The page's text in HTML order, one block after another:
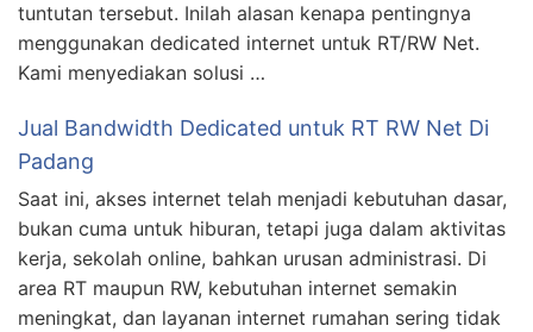
tuntutan tersebut. Inilah alasan kenapa pentingnya
menggunakan dedicated internet untuk RT/RW Net.
Kami menyediakan solusi …
Jual Bandwidth Dedicated untuk RT RW Net Di
Padang
Saat ini, akses internet telah menjadi kebutuhan dasar,
bukan cuma untuk hiburan, tetapi juga dalam aktivitas
kerja, sekolah online, bahkan urusan administrasi. Di
area RT maupun RW, kebutuhan internet semakin
meningkat, dan layanan internet rumahan sering tidak